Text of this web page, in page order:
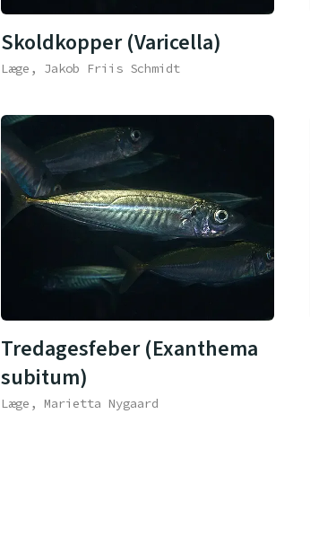
Skoldkopper (Varicella)
Læge, Jakob Friis Schmidt
Tredagesfeber (Exanthema
subitum)
Læge, Marietta Nygaard